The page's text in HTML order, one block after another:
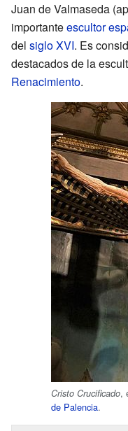
Juan de Valmaseda
importanteescultor
del siglo XVI. Es
destacados de la
Renacimiento.
Cristo Crucificado,
de Palencia.